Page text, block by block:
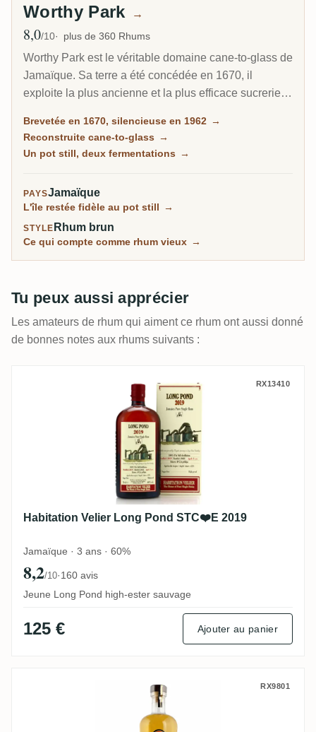
Worthy Park →
Note moyenne
8,0/10 plus de 360 Rhums
Worthy Park est le véritable domaine cane-to-glass de
Jamaïque. Sa terre a été concédée en 1670, il
exploite la plus ancienne et la plus efficace sucrerie
produit lui-même. Après s'être tu en 1962, la distillerie
a été reconstruite de zéro en 2005 et embouteille
Brevetée en 1670, silencieuse en 1962 →
Reconstruite cane-to-glass →
Un pot still, deux fermentations →
PAYSJamaïque
L'île restée fidèle au pot still →
STYLE Rhum brun
Ce qui compte comme rhum vieux →
Tu peux aussi apprécier
Les amateurs de rhum qui aiment ce rhum ont aussi donné
de bonnes notes aux rhums suivants :
Habitation Velier Long Pond STC❤️E 2019
RX13410
Habitation Velier Long Pond STC❤️E 2019
Jamaïque · 3 ans · 60%
8,2/10·160 avis
Jeune Long Pond high-ester sauvage
125 € Ajouter au panier
Worthy Park Special Barrel Series WPE
RX9801